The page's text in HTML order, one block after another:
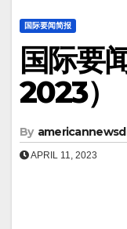
国际要闻简报
国际要
2023）
By
APRIL 11, 2023